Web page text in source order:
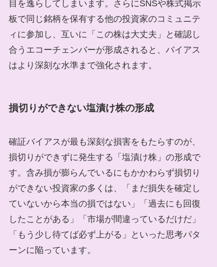
目を逸らしてしまいます。さらにSNSや株式掲示
板で同じ銘柄を保有する他の投資家のコミュニテ
ィに参加し、互いに「この株は大丈夫」と確認し
合うエコーチェンバーが形成されると、バイアス
はより深刻な水準まで強化されます。
損切りができない塩漬け株の形成
確証バイアスが最も深刻な損害をもたらすのが、
損切りができずに発生する「塩漬け株」の形成で
す。含み損が膨らんでいるにもかかわらず損切り
ができない投資家の多くは、「まだ損失を確定し
ていないから本当の損ではない」「過去にも回復
したことがある」「市場が間違っているだけだ」
「もう少し待てば必ず上がる」といった思考パタ
ーンに陥っています。